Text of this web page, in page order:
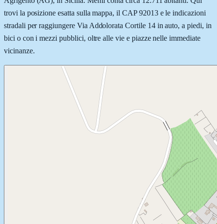
trovi la posizione esatta sulla mappa, il CAP 92013 e le indicazioni
stradali per raggiungere Via Addolorata Cortile 14 in auto, a piedi, in
bici o con i mezzi pubblici, oltre alle vie e piazze nelle immediate
vicinanze.